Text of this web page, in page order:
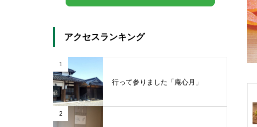
アクセスランキング
1
行って参りました「庵心月」
2